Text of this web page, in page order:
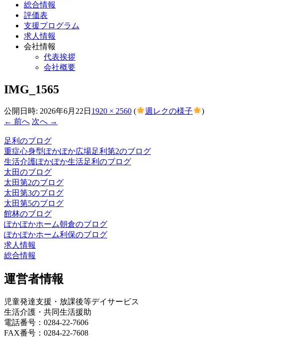
総合情報
評価表
支援プログラム
求人情報
会社情報
代表挨拶
会社概要
IMG_1565
公開日時: 2026年6月22日 1920 × 2560 ( 週レクの様子
)
← 前へ 次へ →
足利のブログ
重症心身型ぽかぽか広場足利第2のブログ
生活介護ぽかぽか生活足利のブログ
太田のブログ
太田第2のブログ
太田第3のブログ
太田第5のブログ
館林のブログ
ぽかぽかホーム朝倉のブログ
ぽかぽかホーム利保のブログ
求人情報
総合情報
運営者情報
児童発達支援・放課後等デイサービス
生活介護・共同生活援助
電話番号：0284-22-7606
FAX番号：0284-22-7608